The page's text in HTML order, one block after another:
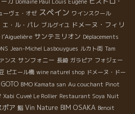
ーヴェ・オゼ スペイン ワインスクール
エ・ル・パレ ブルグイユ ドメーヌ・フィリ
l’Aiguelière サンテミリオン Déplacements
Jean-Michel Lasbouygues ルカト街 Tam
ンス サンフォニー 長崎 ガラピア フォジェー
ピエール橋 wine naturel shop ドメーヌ・ドー
BMO Kamata san Au couchant Pinot
Xabi Cuveé Le Rollier Restaurant Soya Nuit
ポア 鮨 Vin Nature BIM OSAKA Benoit